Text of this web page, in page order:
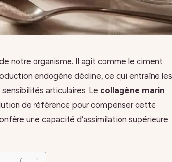
notre organisme. Il agit comme le ciment
endogène décline, ce qui entraîne les
articulaires. Le collagène marin
de référence pour compenser cette
une capacité d’assimilation supérieure